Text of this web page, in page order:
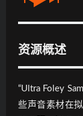
资源概述
“Ultra Foley
些声音素材在